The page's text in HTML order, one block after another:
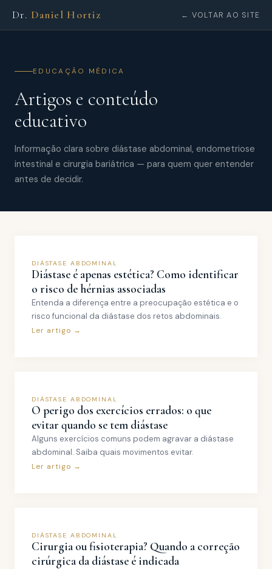
Dr. Daniel Hortiz ← VOLTAR AO SITE
EDUCAÇÃO MÉDICA
Artigos e conteúdo
educativo
Informação clara sobre diástase abdominal, endometriose
intestinal e cirurgia bariátrica — para quem quer entender
antes de decidir.
DIÁSTASE ABDOMINAL
Diástase é apenas estética? Como identificar
o risco de hérnias associadas
Entenda a diferença entre a preocupação estética e o
risco funcional da diástase dos retos abdominais.
Ler artigo →
DIÁSTASE ABDOMINAL
O perigo dos exercícios errados: o que
evitar quando se tem diástase
Alguns exercícios comuns podem agravar a diástase
abdominal. Saiba quais movimentos evitar.
Ler artigo →
DIÁSTASE ABDOMINAL
Cirurgia ou fisioterapia? Quando a correção
cirúrgica da diástase é indicada